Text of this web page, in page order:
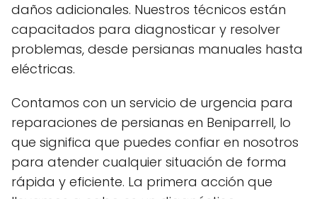
daños adicionales. Nuestros técnicos están
capacitados para diagnosticar y resolver
problemas, desde persianas manuales hasta
eléctricas.
Contamos con un servicio de urgencia para
reparaciones de persianas en Beniparrell, lo
que significa que puedes confiar en nosotros
para atender cualquier situación de forma
rápida y eficiente. La primera acción que